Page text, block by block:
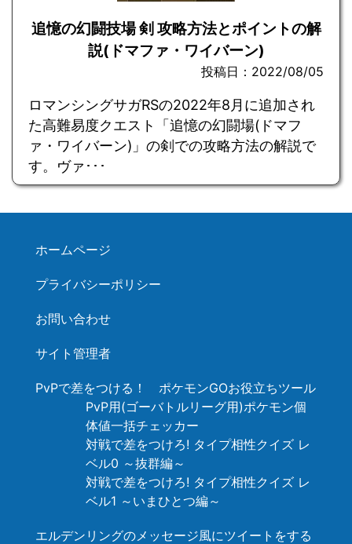
追憶の幻闘技場 剣 攻略方法とポイントの解
説(ドマファ・ワイバーン)
投稿日：2022/08/05
ロマンシングサガRSの2022年8月に追加され
た高難易度クエスト「追憶の幻闘場(ドマフ
ァ・ワイバーン)」の剣での攻略方法の解説で
す。ヴァ･･･
ホームページ
プライバシーポリシー
お問い合わせ
サイト管理者
PvPで差をつける！ ポケモンGOお役立ちツール
PvP用(ゴーバトルリーグ用)ポケモン個
体値一括チェッカー
対戦で差をつけろ! タイプ相性クイズ レ
ベル0 ～抜群編～
対戦で差をつけろ! タイプ相性クイズ レ
ベル1 ～いまひとつ編～
エルデンリングのメッセージ風にツイートをする